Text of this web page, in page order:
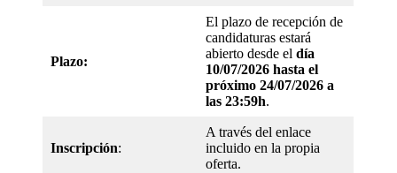
Plazo:
El plazo de recepción de
candidaturas estará
abierto desde el día
10/07/2026 hasta el
próximo 24/07/2026 a
las 23:59h.
Inscripción:
A través del enlace
incluido en la propia
oferta.